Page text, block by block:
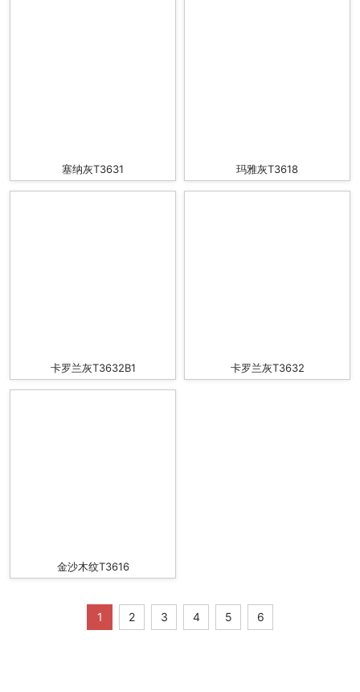
塞纳灰T3631 玛雅灰T3618
卡罗兰灰T3632B1 卡罗兰灰T3632
金沙木纹T3616
1 2 3 4 5 6